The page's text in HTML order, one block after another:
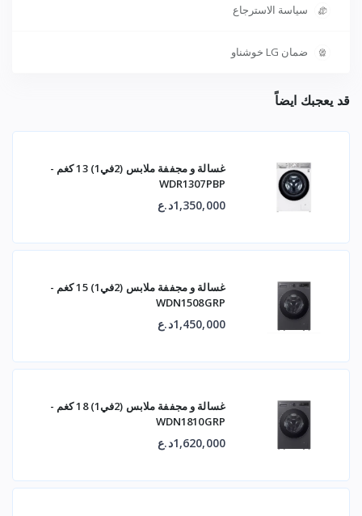
سياسة الاسترجاع
ضمان LG خوشناو
قد يعجبك ايضاً
غسالة و مجففة ملابس (2في1) 13 كغم -
WDR1307PBP
1,350,000د.ع
غسالة و مجففة ملابس (2في1) 15 كغم -
WDN1508GRP
1,450,000د.ع
غسالة و مجففة ملابس (2في1) 18 كغم -
WDN1810GRP
1,620,000د.ع